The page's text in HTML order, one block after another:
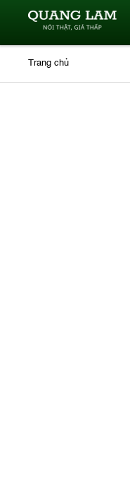
Trang chủ